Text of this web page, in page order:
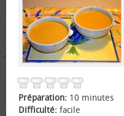
Préparation: 10 minutes
Difficulté: facile